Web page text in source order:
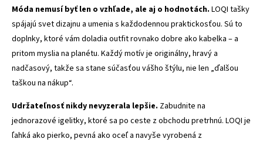
Móda nemusí byť len o vzhľade, ale aj o hodnotách. LOQI tašky
spájajú svet dizajnu a umenia s každodennou praktickosťou. Sú to
doplnky, ktoré vám doladia outfit rovnako dobre ako kabelka – a
pritom myslia na planétu. Každý motív je originálny, hravý a
nadčasový, takže sa stane súčasťou vášho štýlu, nie len „ďalšou
taškou na nákup“.
Udržateľnosť nikdy nevyzerala lepšie. Zabudnite na
jednorazové igelitky, ktoré sa po ceste z obchodu pretrhnú. LOQI je
ľahká ako pierko, pevná ako oceľ a navyše vyrobená z